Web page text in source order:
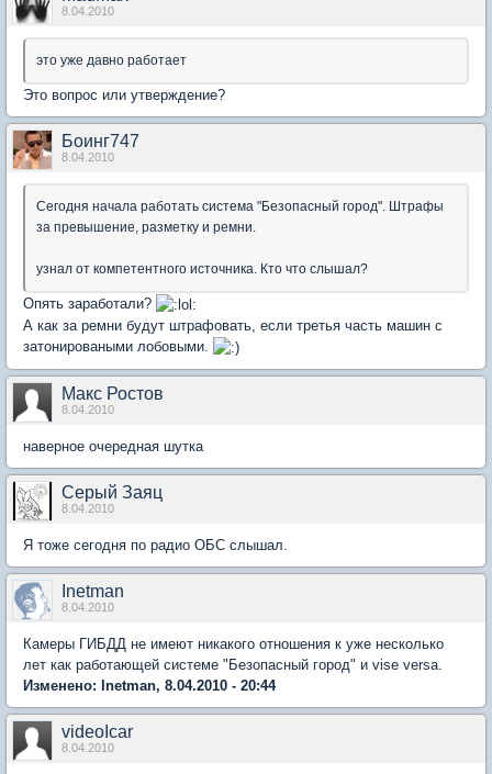
8.04.2010
это уже давно работает
Это вопрос или утверждение?
Боинг747
8.04.2010
Сегодня начала работать система "Безопасный город". Штрафы
за превышение, разметку и ремни.
узнал от компетентного источника. Кто что слышал?
Опять заработали?
А как за ремни будут штрафовать, если третья часть машин с
затонироваными лобовыми.
Макс Ростов
8.04.2010
наверное очередная шутка
Серый Заяц
8.04.2010
Я тоже сегодня по радио ОБС слышал.
Inetman
8.04.2010
Камеры ГИБДД не имеют никакого отношения к уже несколько
лет как работающей системе "Безопасный город" и vise versa.
Изменено: Inetman, 8.04.2010 - 20:44
videoIcar
8.04.2010